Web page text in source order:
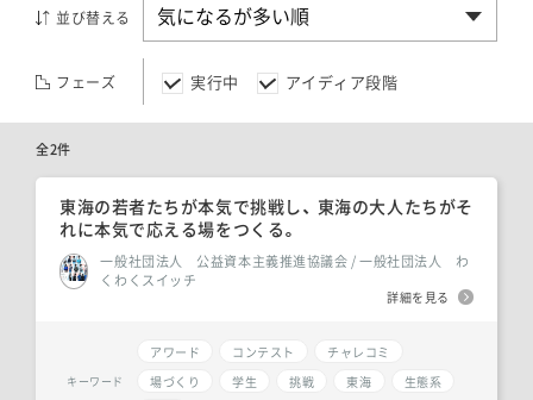
並び替える
フェーズ 実行中 アイディア段階
全2件
東海の若者たちが本気で挑戦し、 東海の大人たちがそ
れに本気で応える場をつくる。
一般社団法人 公益資本主義推進協議会 / 一般社団法人 わ
くわくスイッチ
詳細を見る
キーワード
アワード コンテスト
チャレコミ
場づくり
学生 挑戦 東海
生態系